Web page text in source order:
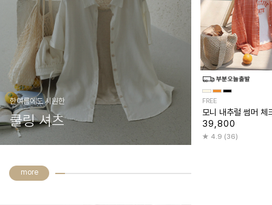
한여름에도 시원한
쿨링 셔츠
FREE
모니 내추럴 썸머 체
39,800
4.9 (36)
more